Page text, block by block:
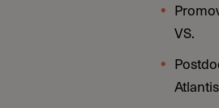
VS.